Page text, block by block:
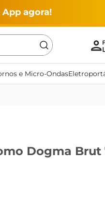
App agora!
e Micro-Ondas
Dogma Brut